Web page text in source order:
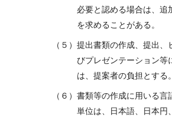
必要と認める場合は、追
を求めることがある。
（５）提出書類の作成、提出、
びプレゼンテーション等
は、提案者の負担とする。
（６）書類等の作成に用いる言
単位は、日本語、日本円